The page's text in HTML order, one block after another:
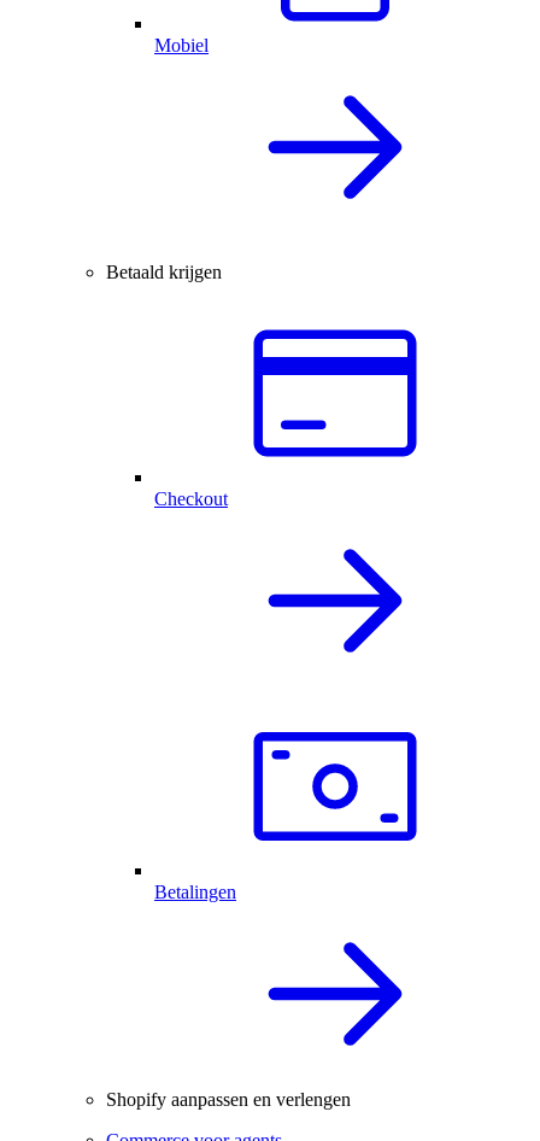
Mobiel
Betaald krijgen
Checkout
Betalingen
Shopify aanpassen en verlengen